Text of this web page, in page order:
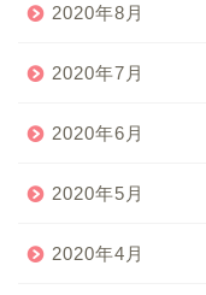
2020年8月
2020年7月
2020年6月
2020年5月
2020年4月